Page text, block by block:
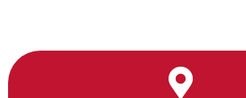
Utilizamos cookies para facilitar o uso do